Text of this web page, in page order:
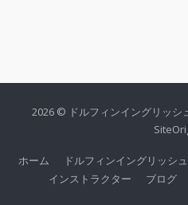
2026 © ドルフィンイングリッ
ホーム ドルフィンイングリッシ
インストラクター
ブログ